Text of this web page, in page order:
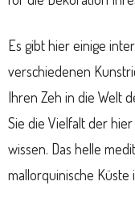
Es gibt hier einige
verschiedenen
Ihren Zeh in die Welt
Sie die Vielfalt der
wissen. Das helle
mallorquinische Küste